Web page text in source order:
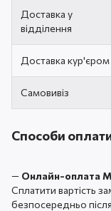
Доставка у
відділення
Доставка кур'єром
Самовивіз
Способи
— Онлайн-оплата
Сплатити вартість
безпосередньо